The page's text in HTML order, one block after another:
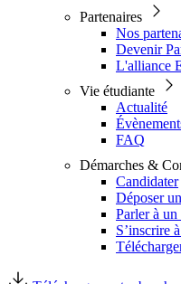
Partenaires
Nos
Devenir
L'alliance
Vie étudiante
Actualité
FAQ
Démarches &
Candidater
Déposer
Parler à
S’inscrire